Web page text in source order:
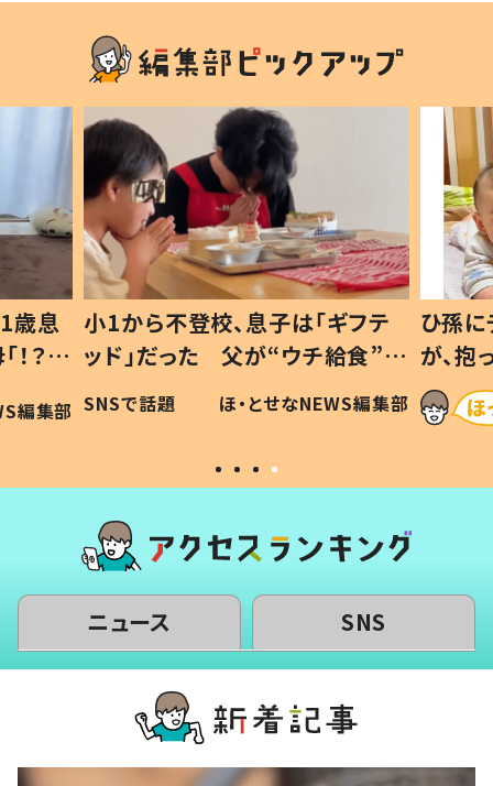
歳息
？」
編集部
小1から不登校、息子は「ギフテ
ッド」だった 父が“ウチ給食”を
作り続ける理由とは #令和の親
#令和の子
SNSで話題 ほ・とせなNEWS編集部
ひ孫
が、
「涙が
い」
ニュース SNS